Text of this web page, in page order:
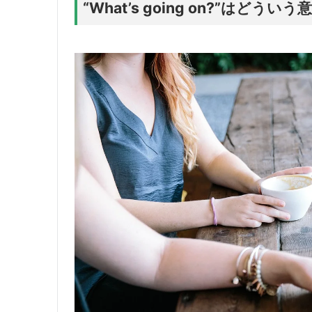
“What’s going on?”はどういう